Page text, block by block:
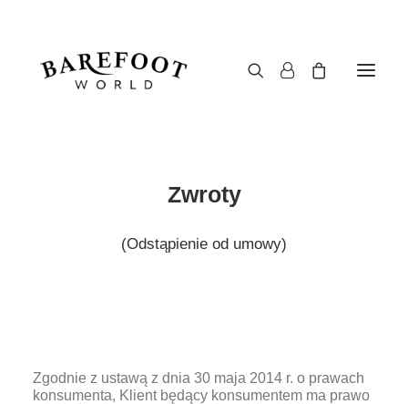
Zwroty
(Odstąpienie od umowy)
Zgodnie z ustawą z dnia 30 maja 2014 r. o prawach
konsumenta, Klient będący konsumentem ma prawo